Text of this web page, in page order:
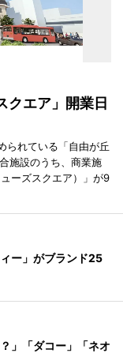
クエア」開業日
られている「自由が丘
施設のうち、商業施
ーズスクエア）」が9
ー」がブランド25
」「ダコー」「ネオ